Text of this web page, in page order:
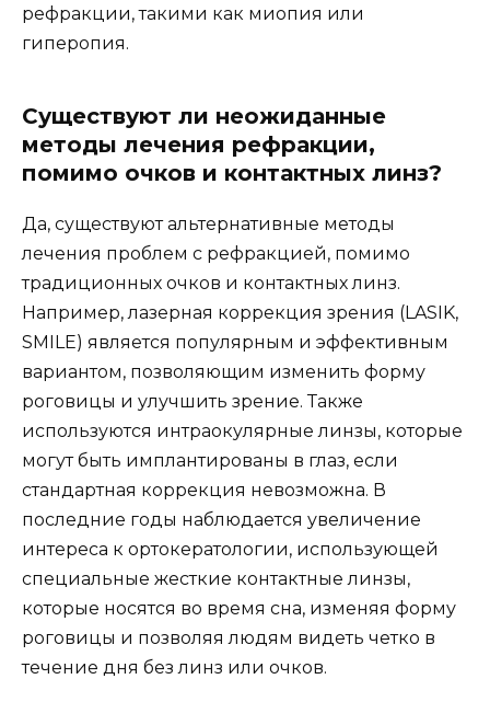
рефракции, такими как миопия или
гиперопия.
Существуют ли неожиданные
методы лечения рефракции,
помимо очков и контактных линз?
Да, существуют альтернативные методы
лечения проблем с рефракцией, помимо
традиционных очков и контактных линз.
Например, лазерная коррекция зрения (LASIK,
SMILE) является популярным и эффективным
вариантом, позволяющим изменить форму
роговицы и улучшить зрение. Также
используются интраокулярные линзы, которые
могут быть имплантированы в глаз, если
стандартная коррекция невозможна. В
последние годы наблюдается увеличение
интереса к ортокератологии, использующей
специальные жесткие контактные линзы,
которые носятся во время сна, изменяя форму
роговицы и позволяя людям видеть четко в
течение дня без линз или очков.